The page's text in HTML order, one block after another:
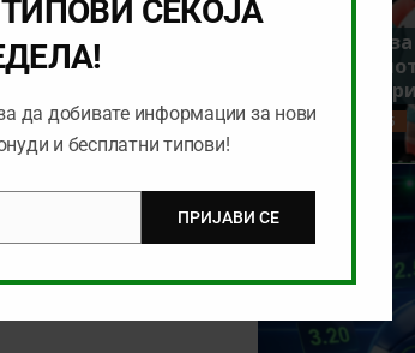
Идеално
7500 денари
ЈУЛИ 15, 2026
СЕКОЈА
да добивате информации за нови
и бесплатни типови!
ПРИЈАВИ СЕ